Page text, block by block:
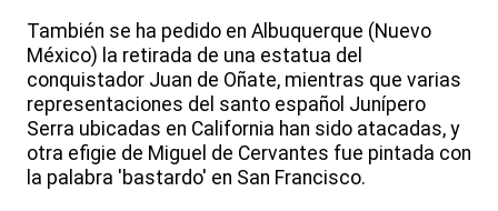
También se ha pedido en Albuquerque (Nuevo
México) la retirada de una estatua del
conquistador Juan de Oñate, mientras que varias
representaciones del santo español Junípero
Serra ubicadas en California han sido atacadas, y
otra efigie de Miguel de Cervantes fue pintada con
la palabra 'bastardo' en San Francisco.